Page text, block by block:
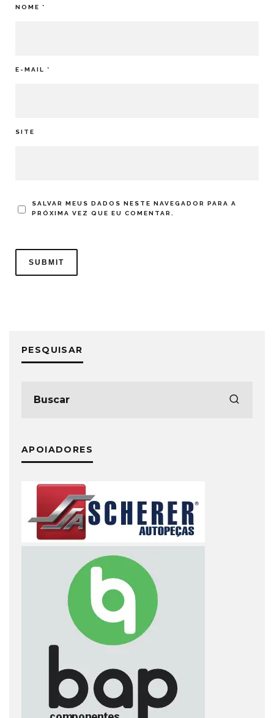
NOME *
E-MAIL *
SITE
SALVAR MEUS DADOS NESTE NAVEGADOR PARA A
PRÓXIMA VEZ QUE EU COMENTAR.
PESQUISAR
APOIADORES